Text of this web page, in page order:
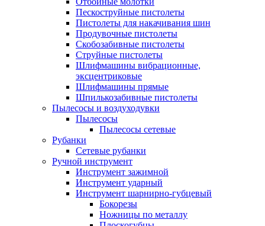
Пескоструйные пистолеты
Пистолеты для накачивания шин
Продувочные пистолеты
Скобозабивные пистолеты
Струйные пистолеты
Шлифмашины вибрационные,
эксцентриковые
Шлифмашины прямые
Шпилькозабивные пистолеты
Пылесосы и воздуходувки
Пылесосы
Пылесосы сетевые
Рубанки
Сетевые рубанки
Ручной инструмент
Инструмент зажимной
Инструмент ударный
Инструмент шарнирно-губцевый
Бокорезы
Ножницы по металлу